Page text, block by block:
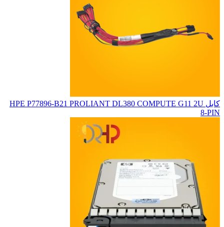
کابل HPE P77896-B21 PROLIANT DL380 COMPUTE G11 2U
8-PIN